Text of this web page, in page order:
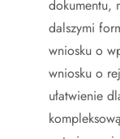
dokumentu,
dalszymi
wniosku o
wniosku o
ułatwienie